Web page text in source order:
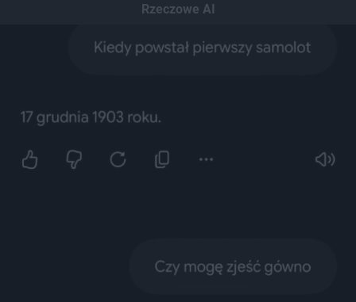
Rzeczowe AI